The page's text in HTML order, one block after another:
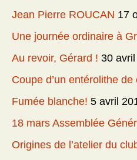
Jean Pierre ROUCAN 17
Une journée ordinaire à
Au revoir, Gérard ! 30
Coupe d’un entérolithe de
Fumée blanche! 5 avril
18 mars Assemblée
Origines de l’atelier du